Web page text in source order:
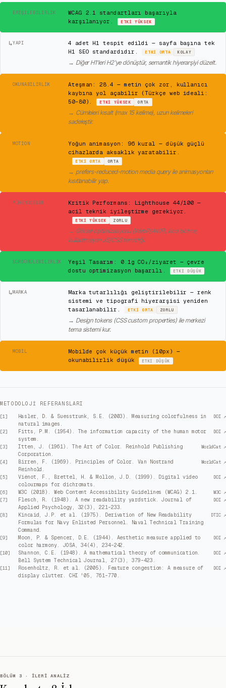
ERIŞILEBILIRLIK
WCAG 2.1 standartları başarıyla
karşılanıyor.
ETKIYÜKSEK
↳YAPI
4 adet H1 tespit edildi — sayfa başına tek
H1 SEO standardıdır.
ETKI ORTA KOLAY
→ Diğer H1'leri H2'ye dönüştür, semantik hiyerarşiyi düzelt.
OKUNABILIRLIK
Ateşman: 28.4 — metin çok zor, kullanıcı
kaybına yol açabilir (Türkçe web ideali:
50-80).
ETKI YÜKSEK ORTA
→ Cümleleri kısalt (max 15 kelime), uzun kelimeleri
sadeleştir.
MOTION
Yoğun animasyon: 96 kural — düşük güçlü
cihazlarda aksaklık yaratabilir.
ETKIORTA ORTA
→ prefers-reduced-motion media query ile animasyonları
kısıtlanabilir yap.
MÜHENDISLIK
Kritik Performans: Lighthouse 44/100 —
acil teknik iyileştirme gerekiyor.
ETKIYÜKSEK ZORLU
→ Görsel optimizasyonu (WebP/AVIF), kod bölme,
kullanılmayan JS/CSS temizliği.
SÜRDÜRÜLEBILIRLIK
Yeşil Tasarım: 0.1g CO₂/ziyaret — çevre
dostu optimizasyon başarılı.
ETKI DÜŞÜK
↳MARKA
Marka tutarlılığı geliştirilebilir — renk
sistemi ve tipografi hiyerarşisi yeniden
tasarlanabilir.
ETKIORTA ZORLU
→ Design tokens (CSS custom properties) ile merkezi
tema sistemi kur.
MOBIL
Mobilde çok küçük metin (10px) —
okunabilirlik düşük
ETKI DÜŞÜK
METODOLOJI REFERANSLARI
[1]
Hasler, D. & Suesstrunk, S.E. (2003). Measuring colorfulness in
natural images.
DOI ↗
[2]
Fitts, P.M. (1954). The information capacity of the human motor
system.
DOI ↗
[3]
Itten, J. (1961). The Art of Color. Reinhold Publishing
Corporation.
WorldCat ↗
[4]
Birren, F. (1969). Principles of Color. Van Nostrand
Reinhold.
WorldCat ↗
[5]
Viénot, F., Brettel, H. & Mollon, J.D. (1999). Digital video
colourmaps for dichromats.
DOI ↗
[6] W3C (2018). Web Content Accessibility Guidelines (WCAG) 2.1.
W3C ↗
[7]
Flesch, R. (1948). A new readability yardstick. Journal of
Applied Psychology, 32(3), 221–233.
DOI ↗
[8]
Kincaid, J.P. et al. (1975). Derivation of New Readability
Formulas for Navy Enlisted Personnel. Naval Technical Training
Command.
DTIC ↗
[9]
Moon, P. & Spencer, D.E. (1944). Aesthetic measure applied to
color harmony. JOSA, 34(4), 234–242.
DOI ↗
[10]
Shannon, C.E. (1948). A mathematical theory of communication.
Bell System Technical Journal, 27(3), 379–423.
DOI ↗
[11]
Rosenholtz, R. et al. (2005). Feature congestion: A measure of
display clutter. CHI '05, 761–770.
DOI ↗
BÖLÜM 3 · İLERI ANALIZ